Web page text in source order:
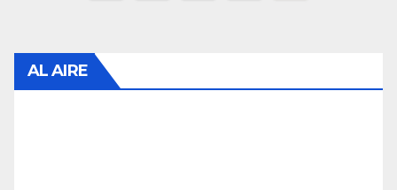
entradas
AL AIRE